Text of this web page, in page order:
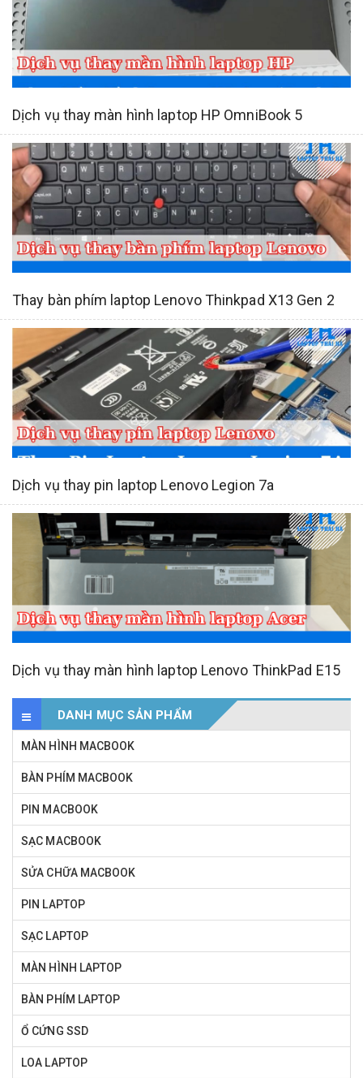
Dịch vụ thay màn hình laptop HP OmniBook 5
Thay bàn phím laptop Lenovo Thinkpad X13 Gen 2
Dịch vụ thay pin laptop Lenovo Legion 7a
Dịch vụ thay màn hình laptop Lenovo ThinkPad E15
DANH MỤC SẢN PHẨM
MÀN HÌNH MACBOOK
BÀN PHÍM MACBOOK
PIN MACBOOK
SẠC MACBOOK
SỬA CHỮA MACBOOK
PIN LAPTOP
SẠC LAPTOP
MÀN HÌNH LAPTOP
BÀN PHÍM LAPTOP
Ổ CỨNG SSD
LOA LAPTOP